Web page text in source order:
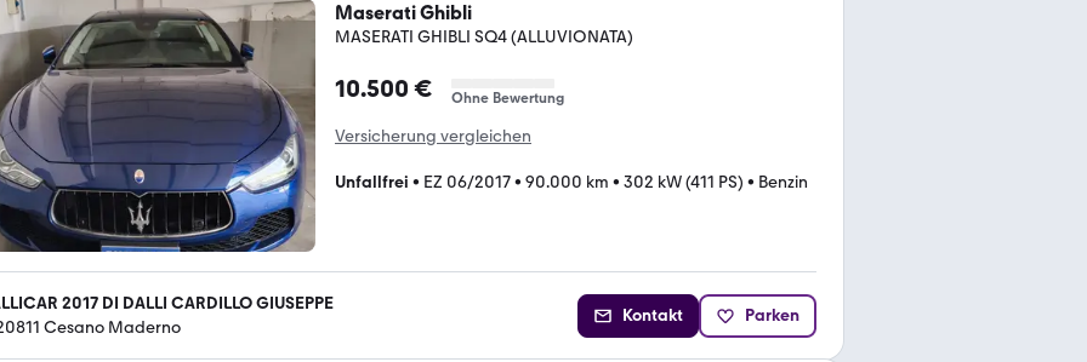
Maserati Ghibli
MASERATI GHIBLI SQ4 (ALLUVIONATA)
10.500 € Ohne Bewertung
Versicherung vergleichen
Unfallfrei • EZ 06/2017• 90.000 km • 302 kW (411 PS) • Benzin
2017 DI DALLI CARDILLO GIUSEPPE
Cesano Maderno
Kontakt Parken